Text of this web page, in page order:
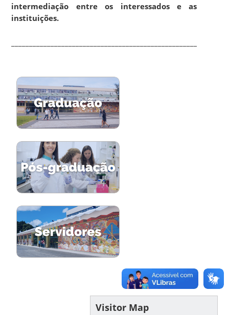
intermediação entre os interessados e as
instituições.
Visitor Map